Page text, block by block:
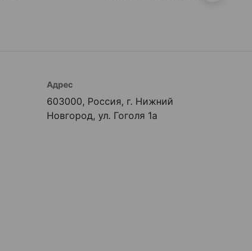
Адрес
603000, Россия, г. Нижний
Новгород, ул. Гоголя 1а